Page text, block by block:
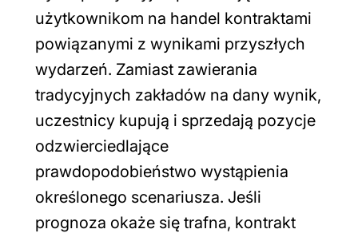
użytkownikom na handel kontraktami
powiązanymi z wynikami przyszłych
wydarzeń. Zamiast zawierania
tradycyjnych zakładów na dany wynik,
uczestnicy kupują i sprzedają pozycje
odzwierciedlające
prawdopodobieństwo wystąpienia
określonego scenariusza. Jeśli
prognoza okaże się trafna, kontrakt